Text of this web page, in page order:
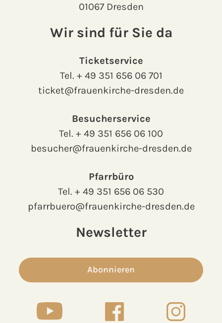
01067 Dresden
Wir sind für Sie da
Ticketservice
Tel. + 49 351 656 06 701
ticket@frauenkirche-dresden.de
Besucherservice
Tel. + 49 351 656 06 100
besucher@frauenkirche-dresden.de
Pfarrbüro
Tel. + 49 351 656 06 530
pfarrbuero@frauenkirche-dresden.de
Newsletter
Abonnieren